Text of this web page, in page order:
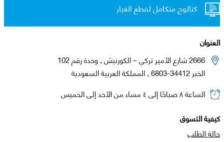
كتالوج متكامل لقطع الغيار
العنوان
2666 شارع الأمير تركي – الكورنيش , وحدة رقم 102
الخبر 34412-6803 , المملكة العربية السعودية
الساعة ٨ صباحًا إلى ٤ مساء من الأحد إلى الخميس
كيفية التسوق
حالة الطلب